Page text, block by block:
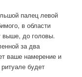
палец левой
в области
выше, до головы.
за два
ваше намерение и
будет